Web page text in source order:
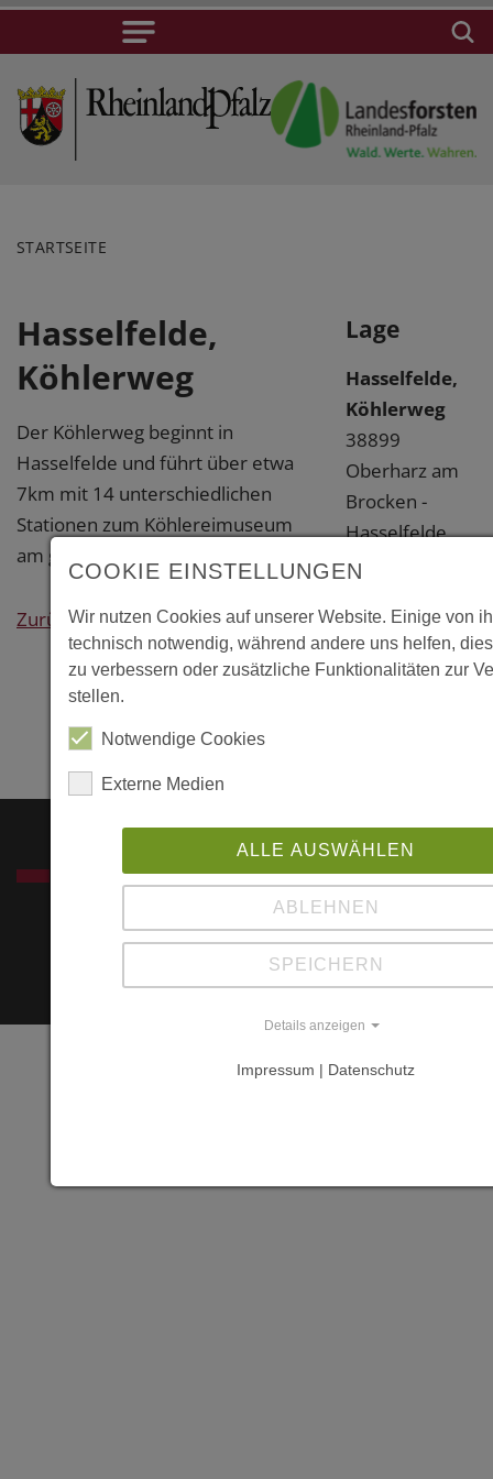
STARTSEITE
Hasselfelde,
Köhlerweg
Der Köhlerweg beginnt in
Hasselfelde und führt über etwa
7km mit 14 unterschiedlichen
Stationen zum Köhlereimuseum
am großen Stemberg
Zurück
Lage
Hasselfelde,
Köhlerweg
38899
Oberharz am
Brocken -
Hasselfelde
Harz
Weitere
SERVICE
COOKIE EINSTELLUNGEN
Wir nutzen Cookies auf unserer Website. Einige von
technisch notwendig, während andere uns helfen,
zu verbessern oder zusätzliche Funktionalitäten zur
stellen.
Notwendige Cookies
Externe Medien
ALLE AUSWÄHLEN
ABLEHNEN
SPEICHERN
Details anzeigen
Impressum | Datenschutz